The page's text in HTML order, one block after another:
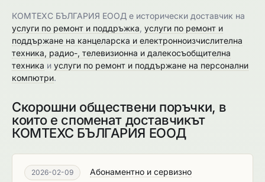
КОМТЕХС БЪЛГАРИЯ ЕООД е исторически доставчик на
услуги по ремонт и поддръжка услуги по ремонт и
поддържане на канцеларска и електронноизчислителна
техника, радио-, телевизионна и далекосъобщителна
техника и услуги по ремонт и поддържане на персонални
компютри.
Скорошни обществени поръчки, в
които е споменат доставчикът
КОМТЕХС БЪЛГАРИЯ ЕООД
2026-02-09
Абонаментно и сервизно